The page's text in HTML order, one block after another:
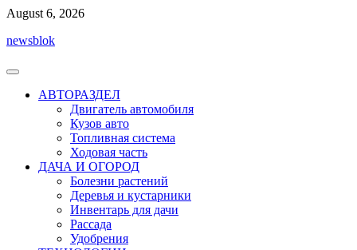
Перейти
содержимому
August 6, 2026
newsblok
АВТОРАЗДЕЛ
Двигатель автомобиля
Кузов авто
Топливная система
Ходовая часть
ДАЧА И ОГОРОД
Болезни растений
Деревья и кустарники
Инвентарь для дачи
Рассада
Удобрения